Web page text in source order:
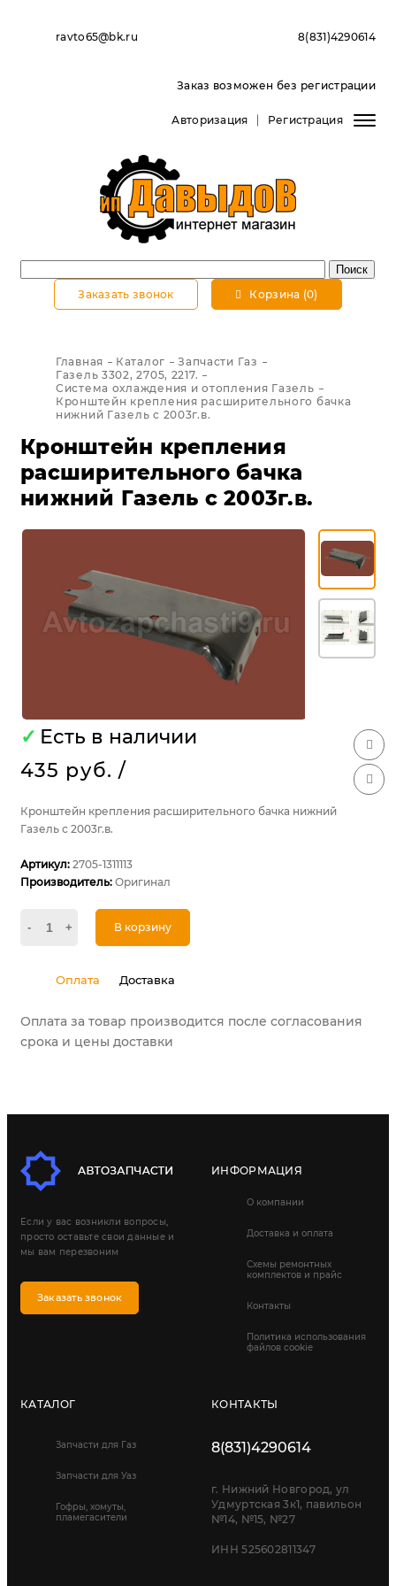
ravto65@bk.ru 8(831)4290614
Заказ возможен без регистрации
Авторизация Регистрация
Заказать звонок Корзина (0)
Главная Каталог
Запчасти Газ
Газель 3302, 2705, 2217.
Система охлаждения и отопления Газель
Кронштейн крепления расширительного бачка
нижний Газель с 2003г.в.
Кронштейн крепления
расширительного бачка
нижний Газель с 2003г.в.
✓ Есть в наличии
435 руб. /
Кронштейн крепления расширительного бачка нижний
Газель с 2003г.в.
Артикул: 2705-1311113
Производитель: Оригинал
- + В корзину
Оплата Доставка
Оплата за товар производится после согласования
срока и цены доставки
Если у вас возникли вопросы,
просто оставьте свои данные и
мы вам перезвоним
Заказать звонок
ИНФОРМАЦИЯ
О компании
Доставка и оплата
Схемы ремонтных
комплектов и прайс
Контакты
Политика использования
файлов cookie
КАТАЛОГ
Запчасти для Газ
Запчасти для Уаз
Гофры, хомуты,
пламегасители
КОНТАКТЫ
8(831)4290614
г. Нижний Новгород, ул
Удмуртская 3к1, павильон
№14, №15, №27
ИНН 525602811347